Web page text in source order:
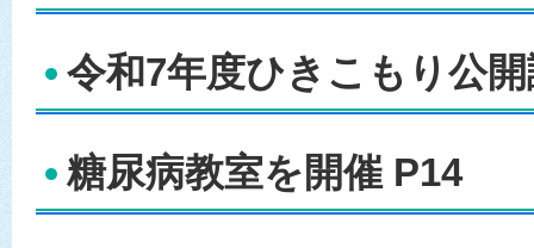
令和7年度ひきこもり公
糖尿病教室を開催 P14